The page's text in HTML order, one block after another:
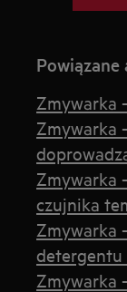
Powiązane
Zmywarka
Zmywarka
Zmywarka
czujnika
Zmywarka
detergentu
Zmywarka